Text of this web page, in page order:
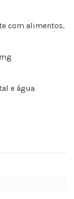
com alimentos.
e água